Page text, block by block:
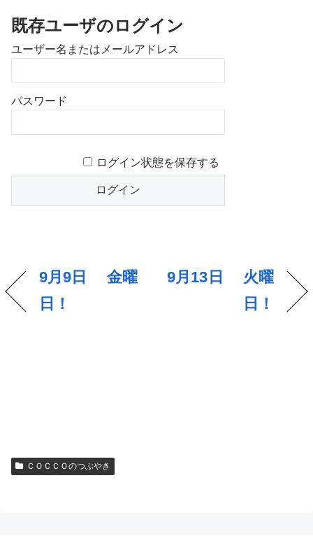
既存ユーザのログイン
ユーザー名またはメールアドレス
パスワード
ログイン状態を保存する
9月9日 金曜
日！
9月13日 火曜
日！
ＣＯＣＣＯのつぶやき